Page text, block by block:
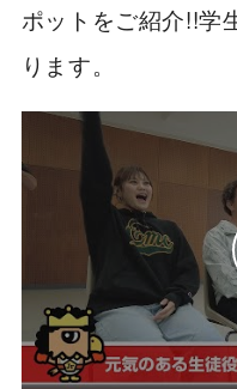
ポットをご紹介!!学
ります。